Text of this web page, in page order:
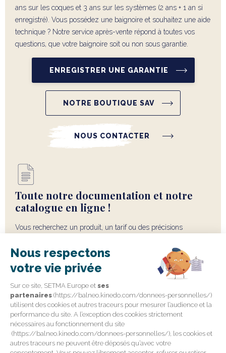
ans sur les coques et 3 ans sur les systèmes (2 ans + 1 an si
enregistré). Vous possédez une baignoire et souhaitez une aide
technique ? Notre service après-vente répond à toutes vos
questions, que votre baignoire soit ou non sous garantie.
ENREGISTRER UNE GARANTIE
NOTRE BOUTIQUE SAV
NOUS CONTACTER
Toute notre documentation et notre
catalogue en ligne !
Vous recherchez un produit, un tarif ou des précisions
retrouver toutes les informations utiles concernant notre offre
balnéo.
CONSULTER LES DOCUMENTS
TÉLÉCHARGER NOTRE CATALOGUE
Nous respectons
votre vie privée
Sur ce site, SETMA Europe et ses
partenaires (https://balneo.kinedo.com/donnees-personnelles/)
utilisent des cookies et autres traceurs pour mesurer l’audience et la
performance du site. A l’exception des cookies strictement
nécessaires au fonctionnement du site
(https://balneo.kinedo.com/donnees-personnelles/), les cookies et
autres traceurs ne peuvent être déposés qu’avec votre